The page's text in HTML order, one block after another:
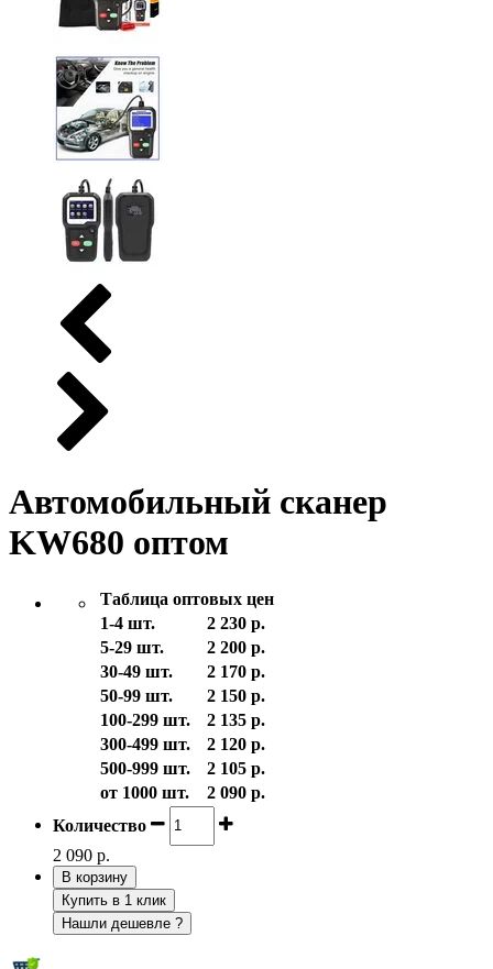
Автомобильный сканер
KW680 оптом
Таблица оптовых цен
1-4 шт.
2 230 р.
5-29 шт.
2 200 р.
30-49 шт.
2 170 р.
50-99 шт.
2 150 р.
100-299 шт.
2 135 р.
300-499 шт.
2 120 р.
500-999 шт.
2 105 р.
от 1000 шт.
2 090 р.
Количество
2 090 р.
В корзину
Купить в 1 клик
Нашли дешевле ?